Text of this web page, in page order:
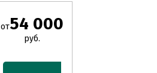
от54 000
руб.